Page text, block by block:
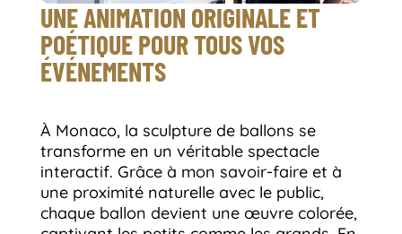
UNE ANIMATION ORIGINALE ET
POÉTIQUE POUR TOUS VOS
ÉVÉNEMENTS
À Monaco, la sculpture de ballons se
transforme en un véritable spectacle
interactif. Grâce à mon savoir-faire et à
une proximité naturelle avec le public,
chaque ballon devient une œuvre colorée,